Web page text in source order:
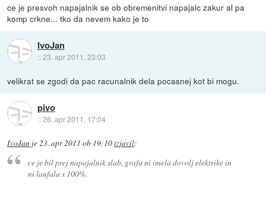
ce je presvoh napajalnik se ob obremenitvi napajalc zakur al pa
komp crkne... tko da nevem kako je to
IvoJan
::23. apr 2011, 23:03
velikrat se zgodi da pac racunalnik dela pocasnej kot bi mogu.
pivo
::26. apr 2011, 17:04
IvoJan je23. apr 2011 ob 19:10izjavil:
ce je bil prej napajalnik slab, grafa ni imela dovolj elektrike in
ni laufala s 100%.